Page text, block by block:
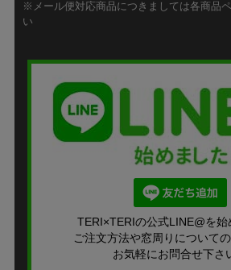
※メール便対応商品につきましては各商品
い
TERI×TERIの公式LINE@を始
ご注文方法や窓周りについて
お気軽にお問合せ下さ